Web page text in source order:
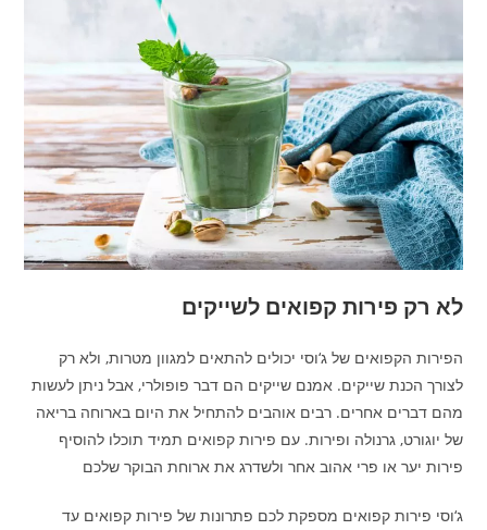
לא רק פירות קפואים לשייקים
הפירות הקפואים של ג‘וסי יכולים להתאים למגוון מטרות, ולא רק
לצורך הכנת שייקים. אמנם שייקים הם דבר פופולרי, אבל ניתן לעשות
מהם דברים אחרים. רבים אוהבים להתחיל את היום בארוחה בריאה
של יוגורט, גרנולה ופירות. עם פירות קפואים תמיד תוכלו להוסיף
פירות יער או פרי אהוב אחר ולשדרג את ארוחת הבוקר שלכם
ג‘וסי פירות קפואים מספקת לכם פתרונות של פירות קפואים עד